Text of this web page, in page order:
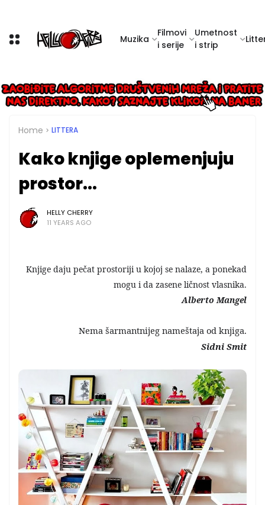
Muzika
Filmovi
i serije
Umetnost
i strip
Home LITTERA
Kako knjige oplemenjuju
prostor...
HELLY CHERRY
11 YEARS AGO
Knjige daju pečat prostoriji u kojoj se nalaze, a ponekad
mogu i da zasene ličnost vlasnika.
Alberto Mangel
Nema šarmantnijeg nameštaja od knjiga.
Sidni Smit